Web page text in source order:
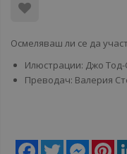
Осмеляваш ли се да
Илюстрации: Джо
Преводач: Валерия
Facebook
Twitter